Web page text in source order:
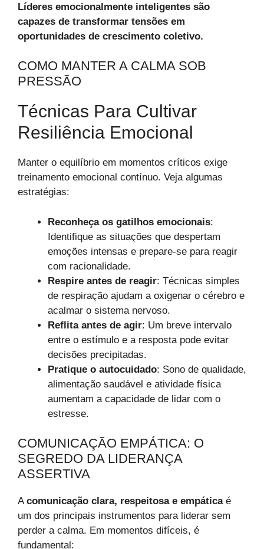
Líderes emocionalmente inteligentes são
capazes de transformar tensões em
oportunidades de crescimento coletivo.
COMO MANTER A CALMA SOB
PRESSÃO
Técnicas Para Cultivar
Resiliência Emocional
Manter o equilíbrio em momentos críticos exige
treinamento emocional contínuo. Veja algumas
estratégias:
Reconheça os gatilhos emocionais:
Identifique as situações que despertam
emoções intensas e prepare-se para reagir
com racionalidade.
Respire antes de reagir: Técnicas simples
de respiração ajudam a oxigenar o cérebro e
acalmar o sistema nervoso.
Reflita antes de agir: Um breve intervalo
entre o estímulo e a resposta pode evitar
decisões precipitadas.
Pratique o autocuidado: Sono de qualidade,
alimentação saudável e atividade física
aumentam a capacidade de lidar com o
estresse.
COMUNICAÇÃO EMPÁTICA: O
SEGREDO DA LIDERANÇA
ASSERTIVA
Acomunicação clara, respeitosa e empáticaé
um dos principais instrumentos para liderar sem
perder a calma. Em momentos difíceis, é
fundamental: